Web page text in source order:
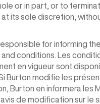
or in part, or to
at its sole discretion,
for informing
and conditions. Les
en vigueur sont
Burton modifie les
Burton en informera les
de modification sur le